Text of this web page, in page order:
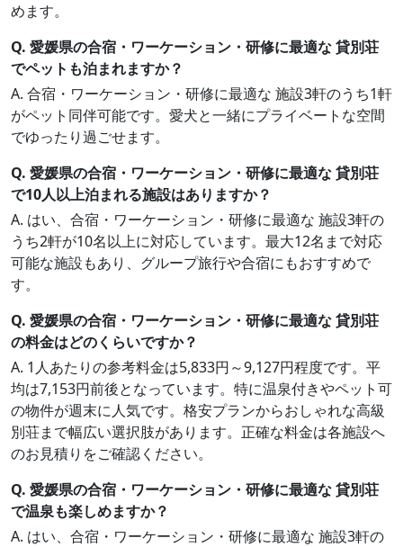
めます。
Q. 愛媛県の合宿・ワーケーション・研修に最適な 貸別荘
でペットも泊まれますか？
A. 合宿・ワーケーション・研修に最適な 施設3軒のうち1軒
がペット同伴可能です。愛犬と一緒にプライベートな空間
でゆったり過ごせます。
Q. 愛媛県の合宿・ワーケーション・研修に最適な 貸別荘
で10人以上泊まれる施設はありますか？
A. はい、合宿・ワーケーション・研修に最適な 施設3軒の
うち2軒が10名以上に対応しています。最大12名まで対応
可能な施設もあり、グループ旅行や合宿にもおすすめで
す。
Q. 愛媛県の合宿・ワーケーション・研修に最適な 貸別荘
の料金はどのくらいですか？
A. 1人あたりの参考料金は5,833円～9,127円程度です。平
均は7,153円前後となっています。特に温泉付きやペット可
の物件が週末に人気です。格安プランからおしゃれな高級
別荘まで幅広い選択肢があります。正確な料金は各施設へ
のお見積りをご確認ください。
Q. 愛媛県の合宿・ワーケーション・研修に最適な 貸別荘
で温泉も楽しめますか？
A. はい、合宿・ワーケーション・研修に最適な 施設3軒の